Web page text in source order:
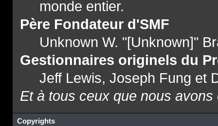
monde entier.
Père Fondateur d'SMF
Unknown W. "[Unknown]"
Gestionnaires originels du
Jeff Lewis, Joseph Fung et
Et à tous ceux que nous
Copyrights